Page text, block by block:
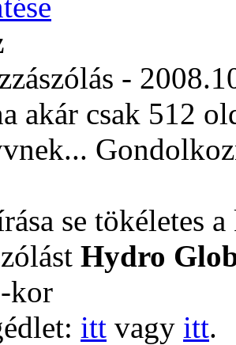
-
akár csak 512
se tökéletes
Hydro
kor
itt vagy itt.